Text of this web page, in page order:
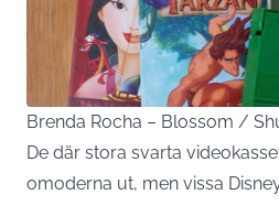
Brenda Rocha – Blossom /
De där stora svarta
omoderna ut, men vissa